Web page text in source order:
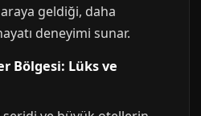
geldiği, daha
deneyimi sunar.
Bölgesi: Lüks ve